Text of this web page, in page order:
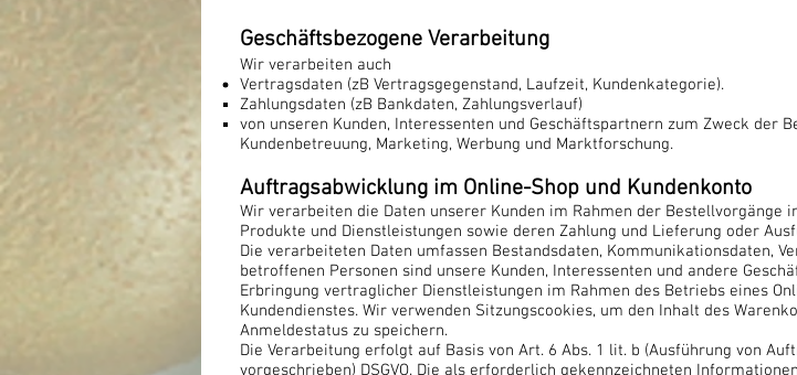
Geschäftsbezogene Verarbeitung
Wir verarbeiten auch
Vertragsdaten (zB Vertragsgegenstand, Laufzeit, Kundenkategorie).
Zahlungsdaten (zB Bankdaten, Zahlungsverlauf)
von unseren Kunden, Interessenten und Geschäftspartnern zum Zweck der
Kundenbetreuung, Marketing, Werbung und Marktforschung.
Auftragsabwicklung im Online-Shop und Kundenkonto
Wir verarbeiten die Daten unserer Kunden im Rahmen der Bestellvorgänge
Produkte und Dienstleistungen sowie deren Zahlung und Lieferung oder
Die verarbeiteten Daten umfassen Bestandsdaten, Kommunikationsdaten,
betroffenen Personen sind unsere Kunden, Interessenten und andere
Erbringung vertraglicher Dienstleistungen im Rahmen des Betriebs eines
Kundendienstes. Wir verwenden Sitzungscookies, um den Inhalt des
Anmeldestatus zu speichern.
Die Verarbeitung erfolgt auf Basis von Art. 6 Abs. 1 lit. b (Ausführung von
vorgeschrieben) DSGVO. Die als erforderlich gekennzeichneten